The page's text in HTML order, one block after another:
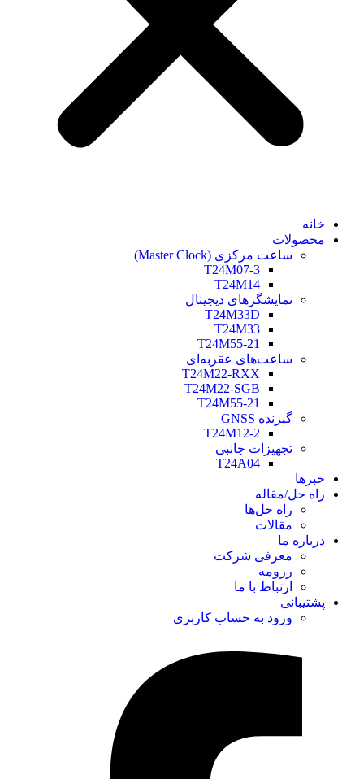
خانه
محصولات
ساعت مرکزی (Master Clock)
T24M07-3
T24M14
نمایشگرهای دیجیتال
T24M33D
T24M33
T24M55-21
ساعت‌های عقربه‌ای
T24M22-RXX
T24M22-SGB
T24M55-21
گیرنده GNSS
T24M12-2
تجهیزات جانبی
T24A04
خبرها
راه حل/مقاله
راه حل‌ها
مقالات
درباره ما
معرفی شرکت
رزومه
ارتباط با ما
پشتیبانی
ورود به حساب کاربری